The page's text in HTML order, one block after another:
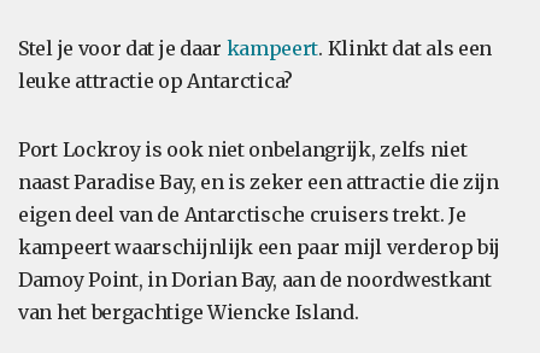
Stel je voor dat je daar kampeert. Klinkt dat als een
leuke attractie op Antarctica?
Port Lockroy is ook niet onbelangrijk, zelfs niet
naast Paradise Bay, en is zeker een attractie die zijn
eigen deel van de Antarctische cruisers trekt. Je
kampeert waarschijnlijk een paar mijl verderop bij
Damoy Point, in Dorian Bay, aan de noordwestkant
van het bergachtige Wiencke Island.